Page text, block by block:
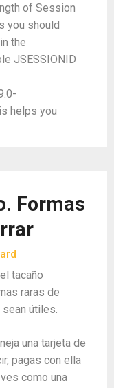
of Session
you should
the
JSESSIONID
helps you
Formas
tacaño
raras de
útiles.
una tarjeta de
pagas con ella
como una